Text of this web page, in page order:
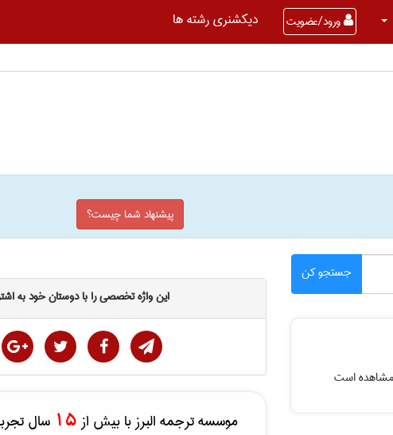
ورود/عضویت دیکشنری رشته ها
پیشنهاد شما چیست؟
جستجو کن
مشاهده است
این واژه تخصصی را با دوستان خود به
موسسه ترجمه البرز با بیش از 15 سال